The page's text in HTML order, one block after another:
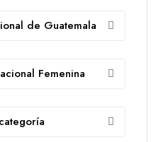
de Guatemala
Femenina